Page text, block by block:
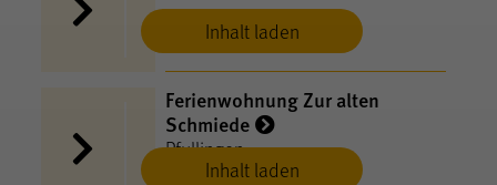
Inhalt laden
Inhalt laden
Ferienwohnung Zur alten
Schmiede
Pfullingen